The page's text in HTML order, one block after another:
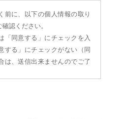
前に、以下の個人情報の取り
認ください。
「同意する」にチェックを入
する」にチェックがない（同
は、送信出来ませんのでご了
する個人情報についての利用